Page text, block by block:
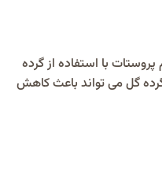
با استفاده از گرده
گل می تواند باعث کاهش